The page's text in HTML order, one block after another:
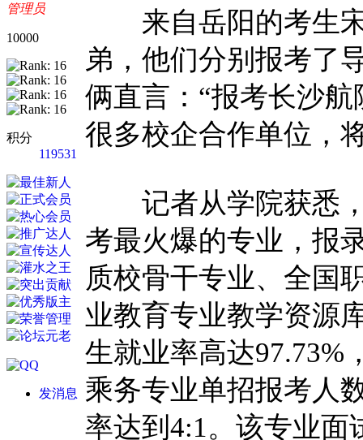
管理员
10000
积分
119531
发消息
来自岳阳的考生宋
弟，他们分别报考了
俩直言：“报考长沙
很多校企合作单位，
记者从学院获悉，
考最火爆的专业，报
质校骨干专业、全国
业教育专业教学资源
生就业率高达97.73%
乘务专业单招报考人
率达到4:1。该专业面